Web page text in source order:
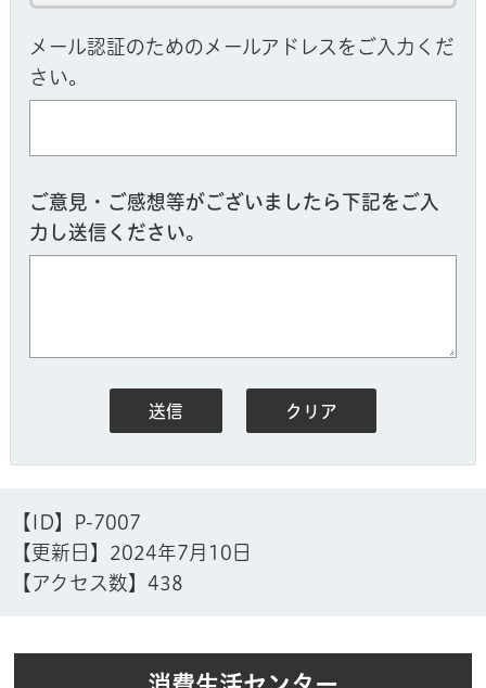
メール認証のためのメールアドレスをご入力くだ
さい。
ご意見・ご感想等がございましたら下記をご入
力し送信ください。
【ID】
P-7007
【更新日】 2024年7月10日
【アクセス数】438